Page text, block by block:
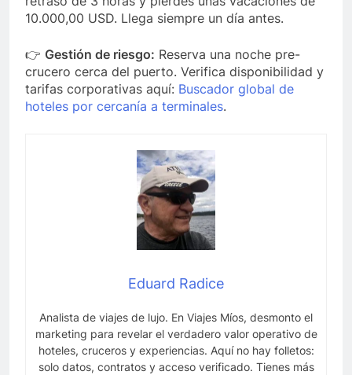
10.000,00 USD. Llega siempre un día antes.
👉 Gestión de riesgo: Reserva una noche pre-
crucero cerca del puerto. Verifica disponibilidad y
tarifas corporativas aquí: Buscador global de
hoteles por cercanía a terminales.
Eduard Radice
Analista de viajes de lujo. En Viajes Míos, desmonto el
marketing para revelar el verdadero valor operativo de
hoteles, cruceros y experiencias. Aquí no hay folletos:
solo datos, contratos y acceso verificado. Tienes más